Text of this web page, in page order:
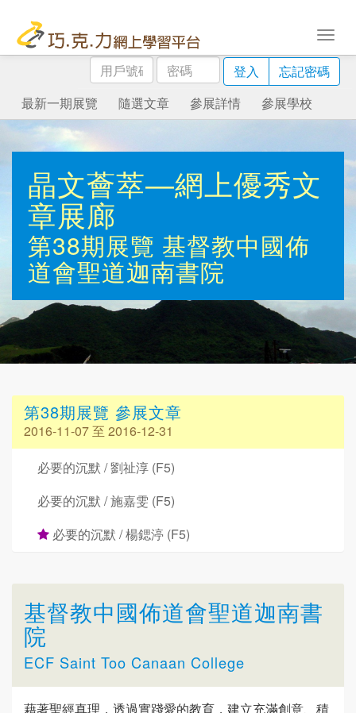
用
戶
號
碼
密
碼
登入
忘記密碼
最新一期展覽
隨選文章 參展詳情 參展學校
晶文薈萃—網上優秀文
章展廊
第38期展覽 基督教中國佈
道會聖道迦南書院
第38期展覽 參展文章
2016-11-07 至 2016-12-31
必要的沉默 / 劉祉淳 (F5)
必要的沉默 / 施嘉雯 (F5)
必要的沉默 / 楊鍶渟 (F5)
基督教中國佈道會聖道迦南書
院
ECF Saint Too Canaan College
藉著聖經真理，透過實踐愛的教育，建立充滿創意、積